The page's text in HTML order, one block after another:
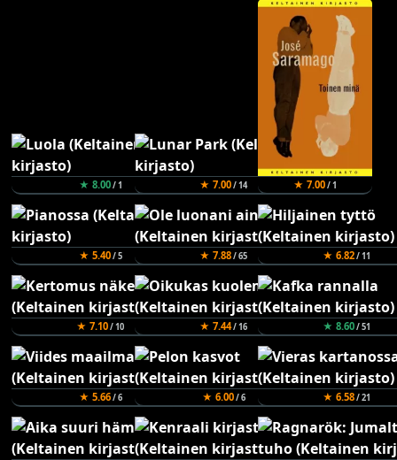
★ 8.00/ 1 ★ 7.00/ 14 ★ 7.00/ 1
★ 5.40/ 5 ★ 7.88/ 65 ★ 6.82/ 11
★ 7.10/ 10 ★ 7.44/ 16 ★ 8.60/ 51
★ 5.66/ 6 ★ 6.00/ 6 ★ 6.58/ 21